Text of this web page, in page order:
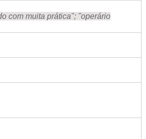
com muita prática"; "operário